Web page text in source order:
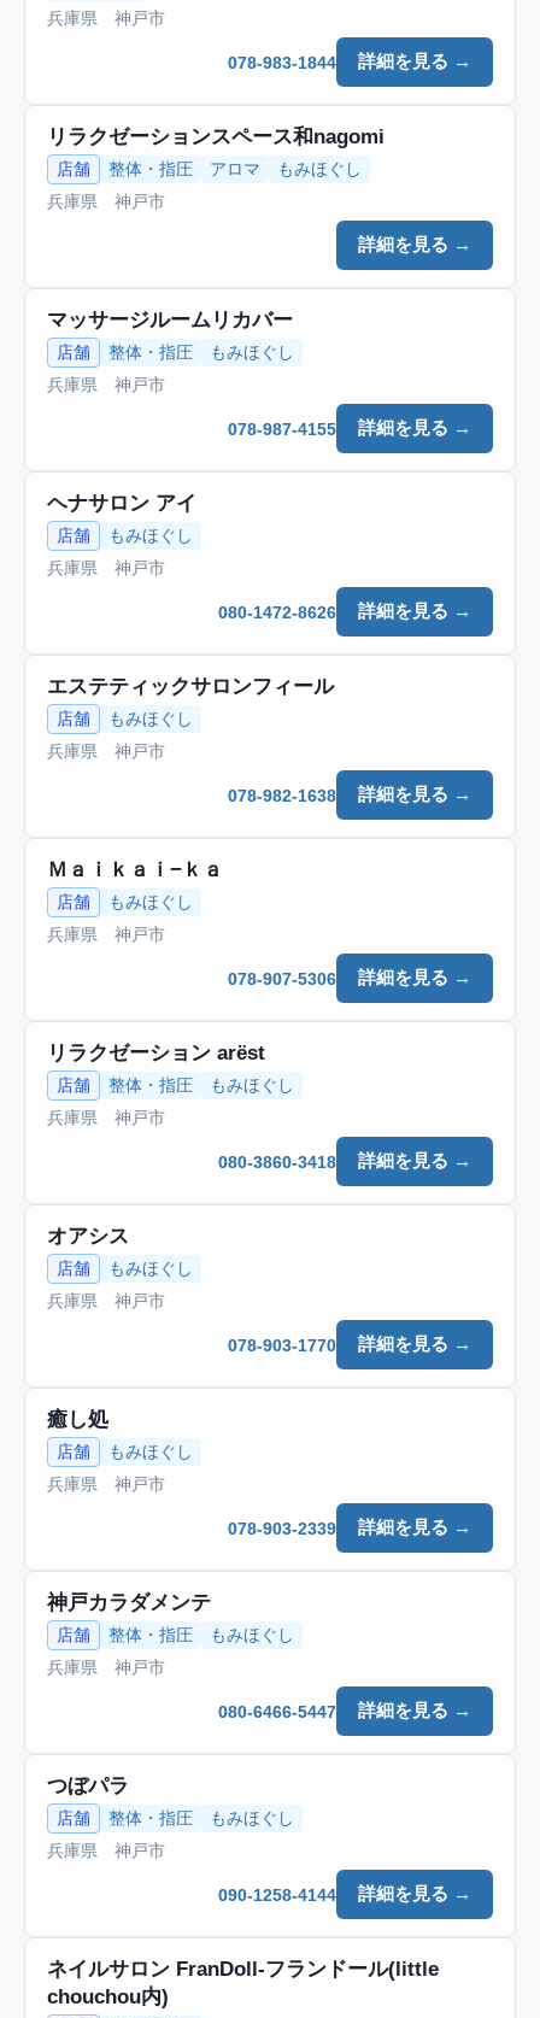
兵庫県 神戸市
詳細を見る →
078-983-1844
リラクゼーションスペース和nagomi
店舗 整体・指圧 アロマ
もみほぐし
兵庫県 神戸市
詳細を見る →
マッサージルームリカバー
店舗 整体・指圧
もみほぐし
兵庫県 神戸市
詳細を見る →
078-987-4155
ヘナサロン アイ
店舗
もみほぐし
兵庫県 神戸市
詳細を見る →
080-1472-8626
エステティックサロンフィール
店舗
もみほぐし
兵庫県 神戸市
詳細を見る →
078-982-1638
Ｍａｉｋａｉ−ｋａ
店舗
もみほぐし
兵庫県 神戸市
詳細を見る →
078-907-5306
リラクゼーション arëst
店舗 整体・指圧
もみほぐし
兵庫県 神戸市
詳細を見る →
080-3860-3418
オアシス
店舗
もみほぐし
兵庫県 神戸市
詳細を見る →
078-903-1770
癒し処
店舗
もみほぐし
兵庫県 神戸市
詳細を見る →
078-903-2339
神戸カラダメンテ
店舗 整体・指圧
もみほぐし
兵庫県 神戸市
詳細を見る →
080-6466-5447
つぼパラ
店舗 整体・指圧
もみほぐし
兵庫県 神戸市
詳細を見る →
090-1258-4144
ネイルサロン FranDoll-フランドール(little
chouchou内)